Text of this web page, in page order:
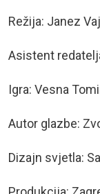
Režija: Janez
Asistent
Igra: Vesna
Autor glazbe:
Dizajn svjetla: